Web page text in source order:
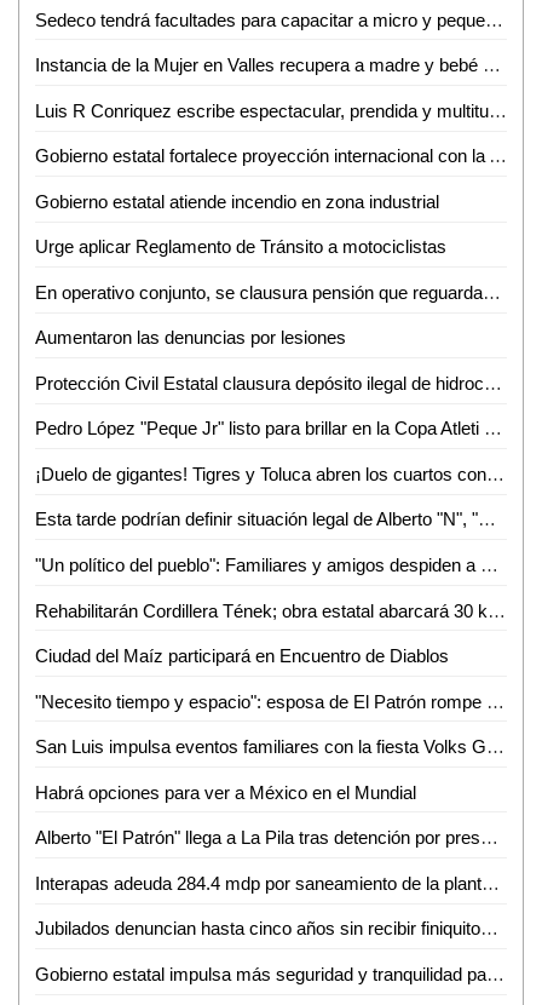
Sedeco tendrá facultades para capacitar a micro y pequeños empresarios en la detección de moneda falsa
Instancia de la Mujer en Valles recupera a madre y bebé sustraídos fuera del estado
Luis R Conriquez escribe espectacular, prendida y multitudinaria noche en la Fenae
Gobierno estatal fortalece proyección internacional con la Arena Potosí
Gobierno estatal atiende incendio en zona industrial
Urge aplicar Reglamento de Tránsito a motociclistas
En operativo conjunto, se clausura pensión que reguardaba autotanques con hidrocarburos sin los permisos correspondientes
Aumentaron las denuncias por lesiones
Protección Civil Estatal clausura depósito ilegal de hidrocarburos
Pedro López "Peque Jr" listo para brillar en la Copa Atleti 2026
¡Duelo de gigantes! Tigres y Toluca abren los cuartos con alta tensión
Esta tarde podrían definir situación legal de Alberto "N", "El Patrón", por violencia familiar
"Un político del pueblo": Familiares y amigos despiden a Juan José Ortiz Azuara con toque de silencio
Rehabilitarán Cordillera Tének; obra estatal abarcará 30 kilómetros
Ciudad del Maíz participará en Encuentro de Diablos
"Necesito tiempo y espacio": esposa de El Patrón rompe el silencio tras su detención por presunta violencia
San Luis impulsa eventos familiares con la fiesta Volks Girls
Habrá opciones para ver a México en el Mundial
Alberto "El Patrón" llega a La Pila tras detención por presuntas agresiones
Interapas adeuda 284.4 mdp por saneamiento de la planta de aguas residuales Tanque Tenorio
Jubilados denuncian hasta cinco años sin recibir finiquitos en SLP
Gobierno estatal impulsa más seguridad y tranquilidad para las y los potosinos